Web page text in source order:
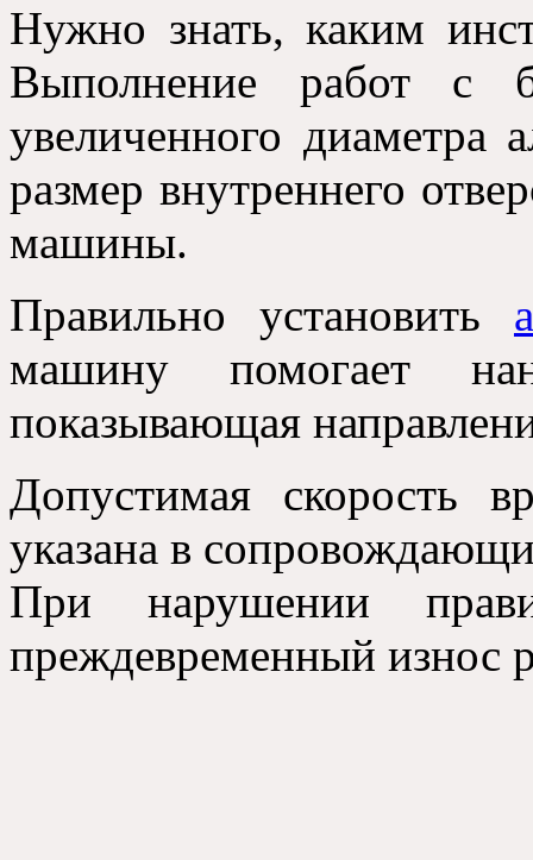
Нужно знать, каким
Выполнение работ с
увеличенного диаметра
размер внутреннего
машины.
Правильно установить
машину помогает
показывающая
Допустимая скорость
указана в
При нарушении
преждевременный износ